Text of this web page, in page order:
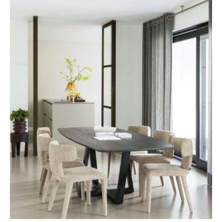
nodig hebt om jouw huis te veranderen in een sfeervolle,
boho kerstwereld.
Laat je inspireren door onze favorieten en ontdek hoe je
kerst inricht op jouw manier — warm, creatief en een
beetje anders dan anders.